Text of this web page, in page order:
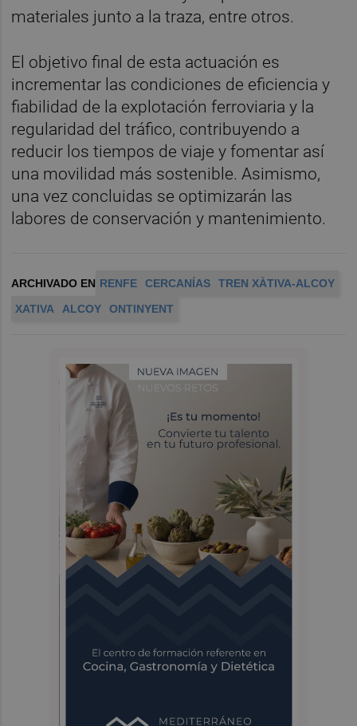
materiales junto a la traza, entre otros.
El objetivo final de esta actuación es
incrementar las condiciones de eficiencia y
fiabilidad de la explotación ferroviaria y la
regularidad del tráfico, contribuyendo a
reducir los tiempos de viaje y fomentar así
una movilidad más sostenible. Asimismo,
una vez concluidas se optimizarán las
labores de conservación y mantenimiento.
ARCHIVADO EN RENFE CERCANÍAS
TREN XÀTIVA-ALCOY
XATIVA
ALCOY ONTINYENT